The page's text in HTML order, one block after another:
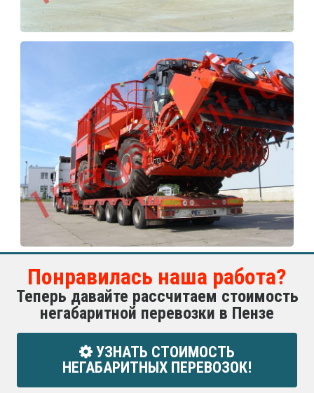
Понравилась наша работа?
Теперь давайте рассчитаем стоимость
негабаритной перевозки в Пензе
УЗНАТЬ СТОИМОСТЬ
НЕГАБАРИТНЫХ ПЕРЕВОЗОК!